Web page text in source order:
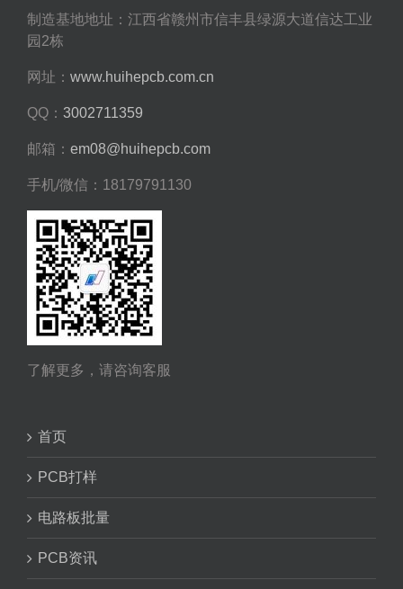
制造基地地址：江西省赣州市信丰县绿源大道信达工业
园2栋
网址： www.huihepcb.com.cn
QQ： 3002711359
邮箱： em08@huihepcb.com
手机/微信：18179791130
了解更多，请咨询客服
首页
PCB打样
电路板批量
PCB资讯